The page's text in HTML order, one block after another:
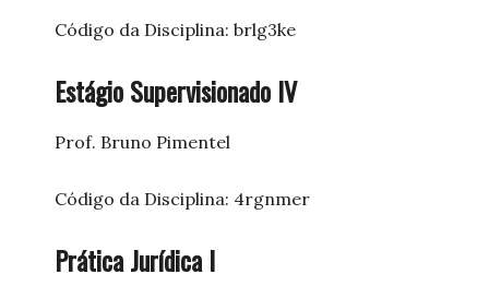
Código da Disciplina: brlg3ke
Estágio Supervisionado IV
Prof. Bruno Pimentel
Código da Disciplina: 4rgnmer
Prática Jurídica I